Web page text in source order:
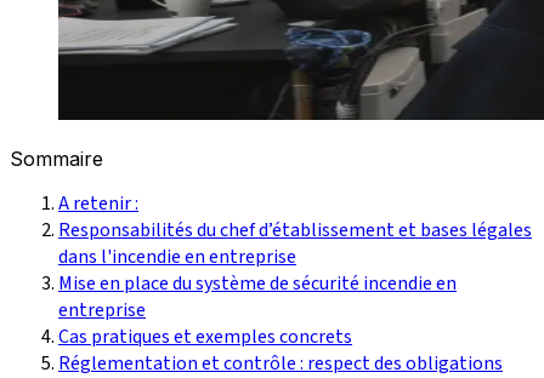
Sommaire
A retenir :
Responsabilités du chef d’établissement et bases légales
dans l'incendie en entreprise
Mise en place du système de sécurité incendie en
entreprise
Cas pratiques et exemples concrets
Réglementation et contrôle : respect des obligations